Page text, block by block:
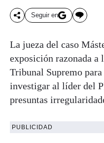
Seguir en
La jueza del caso
exposición razonada a
Tribunal Supremo
investigar al líder del
presuntas
PUBLICIDAD